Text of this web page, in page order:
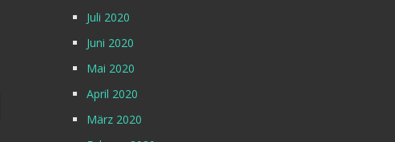
Juli 2020
Juni 2020
Mai 2020
April 2020
März 2020